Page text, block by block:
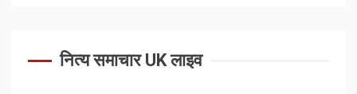
नित्य समाचार UK लाइव